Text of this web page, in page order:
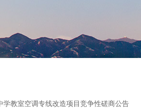
教室空调专线改造项目竞争性磋商公告